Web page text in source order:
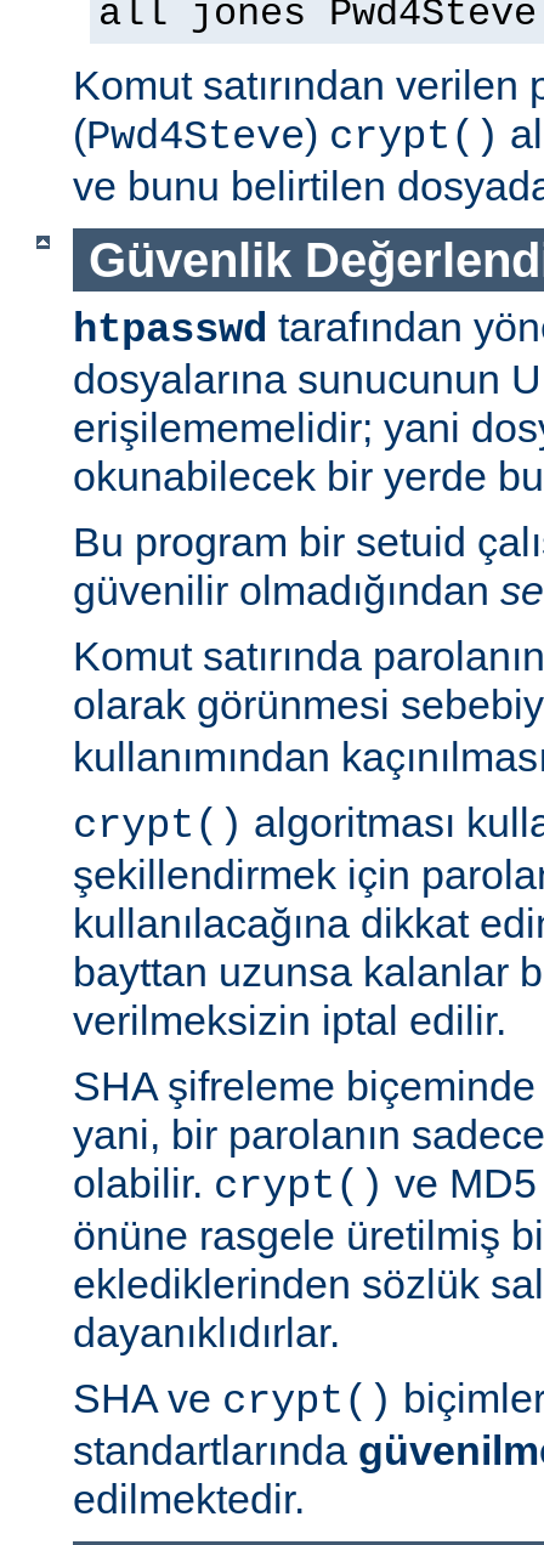
all jones Pwd4Steve
Komut satırından verilen
(Pwd4Steve) crypt()
ve bunu belirtilen
Güvenlik
htpasswd tarafından
dosyalarına sunucunun
erişilememelidir; yani
okunabilecek bir yerde
Bu program bir setuid
güvenilir olmadığından
Komut satırında
olarak görünmesi
kullanımından
crypt() algoritması
şekillendirmek için
kullanılacağına dikkat
bayttan uzunsa kalanlar
verilmeksizin iptal edilir.
SHA şifreleme
yani, bir parolanın
olabilir. crypt() ve
önüne rasgele üretilmiş
eklediklerinden sözlük
dayanıklıdırlar.
SHA ve crypt()
standartlarında
edilmektedir.